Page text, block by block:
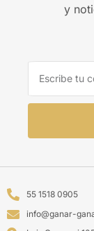
y
55 1518 0905
info@ganar-